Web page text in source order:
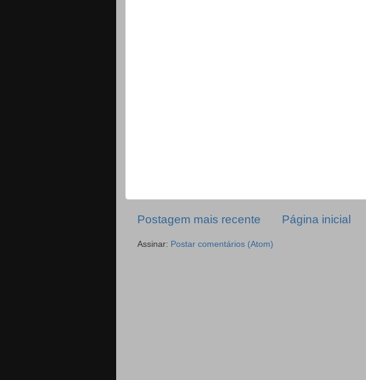
Postagem mais recente Página inicial
Assinar: Postar comentários (Atom)